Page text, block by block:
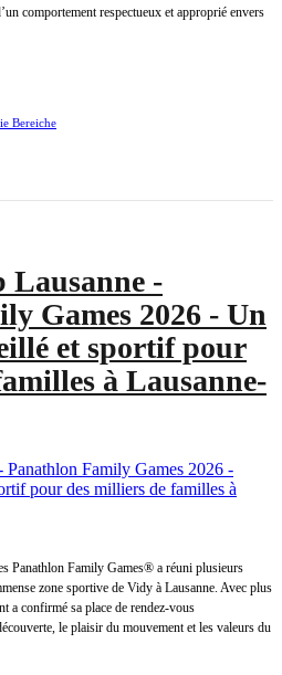
comportement respectueux et approprié envers
Bereiche
Lausanne -
Games 2026 - Un
et sportif pour
à Lausanne-
Panathlon Family Games® a réuni plusieurs
zone sportive de Vidy à Lausanne. Avec plus
a confirmé sa place de rendez-vous
le plaisir du mouvement et les valeurs du